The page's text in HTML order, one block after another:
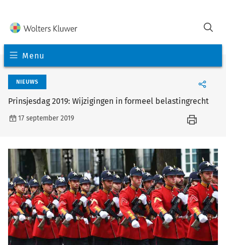
Menu
NIEUWS
Prinsjesdag 2019: Wijzigingen in formeel belastingrecht
17 september 2019